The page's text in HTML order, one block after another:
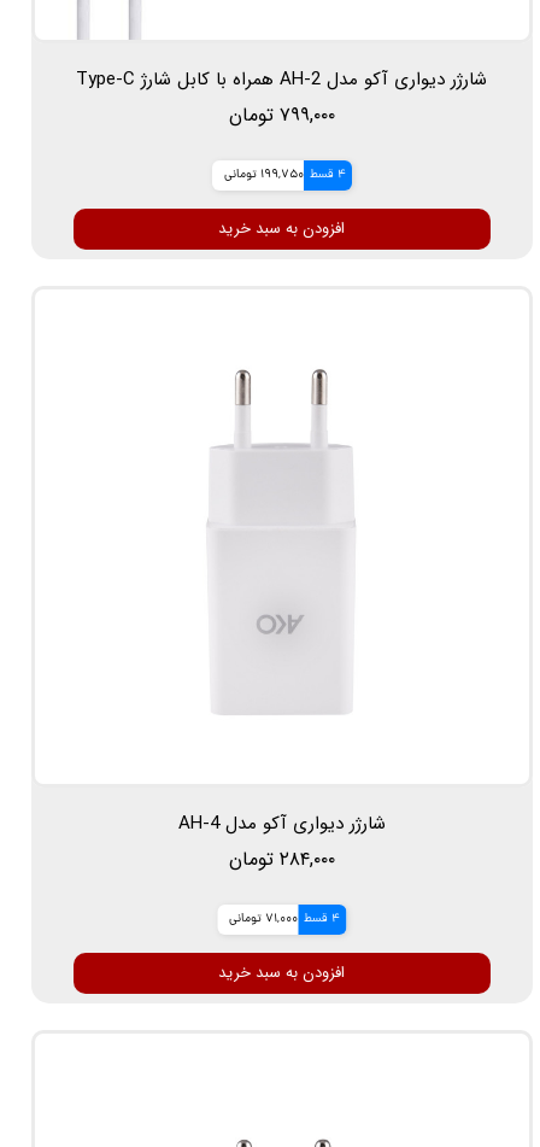
شارژر دیواری آکو مدل AH-2 همراه با کابل شارژ Type-C
۷۹۹,۰۰۰ تومان
4 قسط 199,750 تومانی
افزودن به سبد خرید
شارژر دیواری آکو مدل AH-4
۲۸۴,۰۰۰ تومان
4 قسط 71,000 تومانی
افزودن به سبد خرید